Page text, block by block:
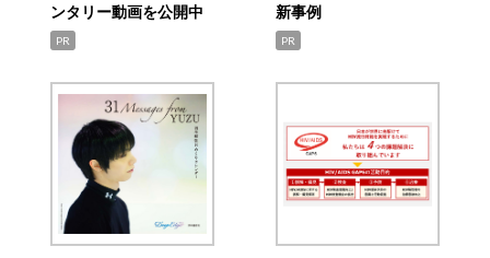
ンタリー動画を公開中
PR
新事例
PR